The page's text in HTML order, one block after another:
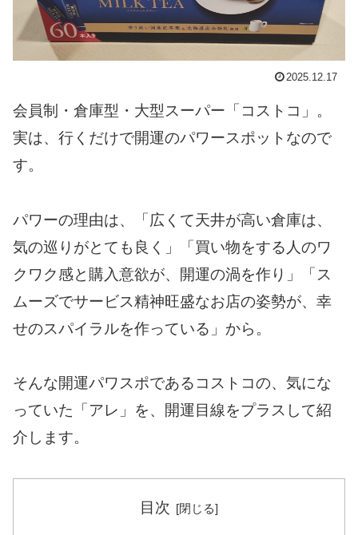
2025.12.17
会員制・倉庫型・大型スーパー「コストコ」。
実は、行くだけで開運のパワースポットなので
す。
パワーの理由は、「広くて天井が高い倉庫は、
気の巡りがとても良く」「買い物をする人のワ
クワク感と購入意欲が、開運の渦を作り」「ス
ムーズでサービス精神旺盛なお店の姿勢が、幸
せのスパイラルを作っている」から。
そんな開運パワスポであるコストコの、気にな
っていた「アレ」を、開運目線をプラスして紹
介します。
目次